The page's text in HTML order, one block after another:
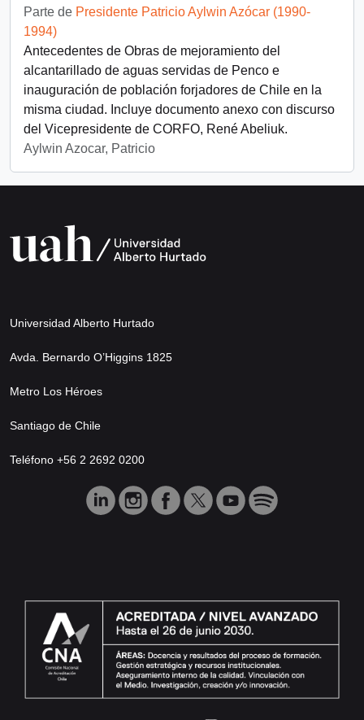
Parte de Presidente Patricio Aylwin Azócar (1990-
1994)
Antecedentes de Obras de mejoramiento del
alcantarillado de aguas servidas de Penco e
inauguración de población forjadores de Chile en la
misma ciudad. Incluye documento anexo con discurso
del Vicepresidente de CORFO, René Abeliuk.
Aylwin Azocar, Patricio
Universidad Alberto Hurtado
Avda. Bernardo O’Higgins 1825
Metro Los Héroes
Santiago de Chile
Teléfono +56 2 2692 0200